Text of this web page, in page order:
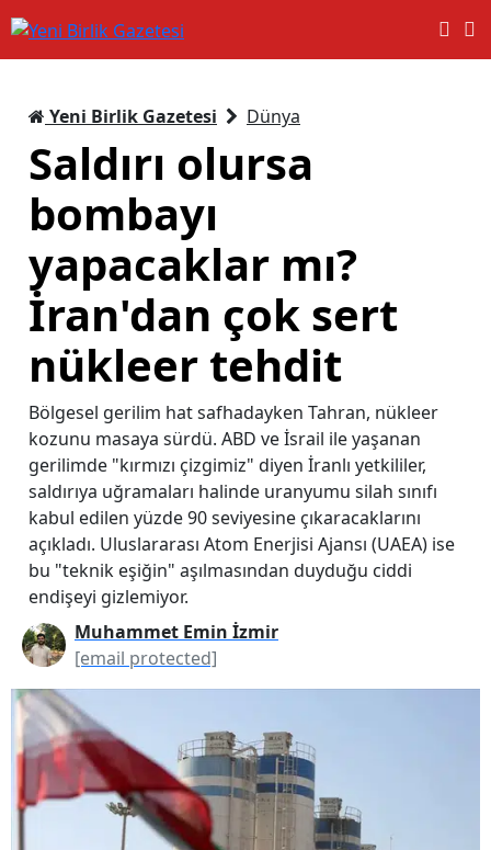
Yeni Birlik Gazetesi Dünya
Saldırı olursa
bombayı
yapacaklar mı?
İran'dan çok sert
nükleer tehdit
Bölgesel gerilim hat safhadayken Tahran, nükleer
kozunu masaya sürdü. ABD ve İsrail ile yaşanan
gerilimde "kırmızı çizgimiz" diyen İranlı yetkililer,
saldırıya uğramaları halinde uranyumu silah sınıfı
kabul edilen yüzde 90 seviyesine çıkaracaklarını
açıkladı. Uluslararası Atom Enerjisi Ajansı (UAEA) ise
bu "teknik eşiğin" aşılmasından duyduğu ciddi
endişeyi gizlemiyor.
Muhammet Emin İzmir
[email protected]